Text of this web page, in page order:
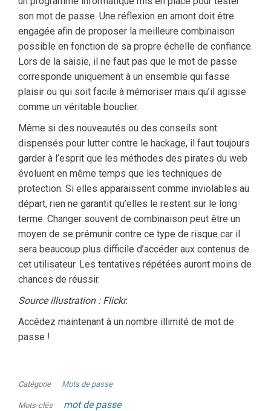
son mot de passe. Une réflexion en amont doit être
engagée afin de proposer la meilleure combinaison
possible en fonction de sa propre échelle de confiance.
Lors de la saisie, il ne faut pas que le mot de passe
corresponde uniquement à un ensemble qui fasse
plaisir ou qui soit facile à mémoriser mais qu’il agisse
comme un véritable bouclier.
Même si des nouveautés ou des conseils sont
dispensés pour lutter contre le hackage, il faut toujours
garder à l’esprit que les méthodes des pirates du web
évoluent en même temps que les techniques de
protection. Si elles apparaissent comme inviolables au
départ, rien ne garantit qu’elles le restent sur le long
terme. Changer souvent de combinaison peut être un
moyen de se prémunir contre ce type de risque car il
sera beaucoup plus difficile d’accéder aux contenus de
cet utilisateur. Les tentatives répétées auront moins de
chances de réussir.
Source illustration : Flickr.
Accédez maintenant à un nombre illimité de mot de
passe !
Catégorie Mots de passe
Mots-clés mot de passe